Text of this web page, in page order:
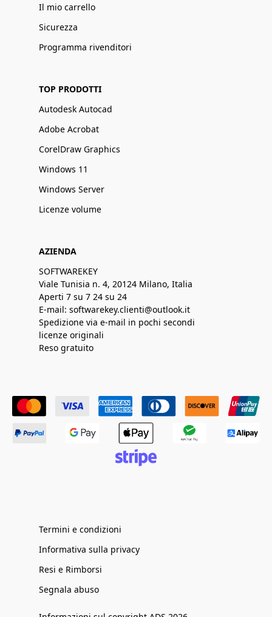
Il mio carrello
Sicurezza
Programma rivenditori
TOP PRODOTTI
Autodesk Autocad
Adobe Acrobat
CorelDraw Graphics
Windows 11
Windows Server
Licenze volume
AZIENDA
SOFTWAREKEY
Viale Tunisia n. 4, 20124 Milano, Italia
Aperti 7 su 7 24 su 24
E-mail: softwarekey.clienti@outlook.it
Spedizione via e-mail in pochi secondi
licenze originali
Reso gratuito
Termini e condizioni
Informativa sulla privacy
Resi e Rimborsi
Segnala abuso